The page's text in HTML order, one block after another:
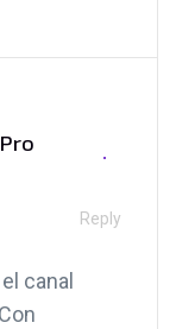
Reply
canal